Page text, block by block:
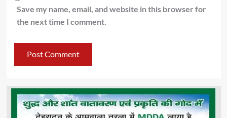
Save my name, email, and website in this browser for
the next time I comment.